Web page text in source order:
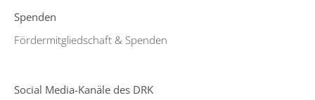
Spenden
Fördermitgliedschaft & Spenden
Social Media-Kanäle des DRK